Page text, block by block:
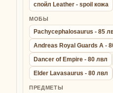
спойл Leather - spoil кожа
МОБЫ
Pachycephalosaurus - 85
Andreas Royal Guards A -
Dancer of Empire - 80 лвл
Elder Lavasaurus - 80 лвл
ПРЕДМЕТЫ